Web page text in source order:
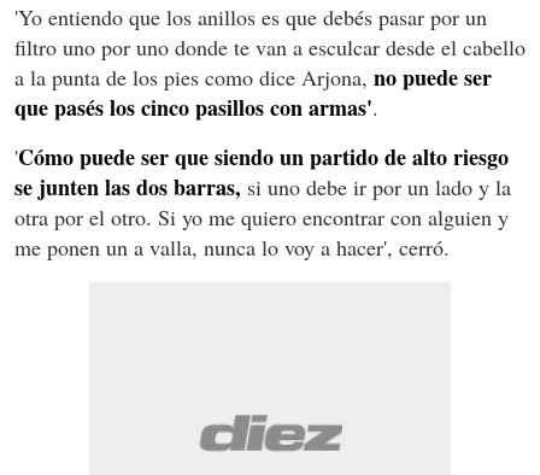
'Yo entiendo que los anillos es que debés pasar por un
filtro uno por uno donde te van a esculcar desde el cabello
a la punta de los pies como dice Arjona, no puede ser
que pasés los cinco pasillos con armas'.
'Cómo puede ser que siendo un partido de alto riesgo
se junten las dos barras, si uno debe ir por un lado y la
otra por el otro. Si yo me quiero encontrar con alguien y
me ponen un a valla, nunca lo voy a hacer', cerró.